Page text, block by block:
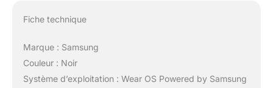
Fiche technique
Marque : Samsung
Couleur : Noir
Système d’exploitation : Wear OS Powered by Samsung